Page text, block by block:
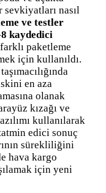
nasıl
ve testler
kaydedici
paketleme
için kullanıldı.
en aza
olanak
kızağı ve
kullanılarak
edici sonuç
sürekliliğini
hava kargo
için yeni